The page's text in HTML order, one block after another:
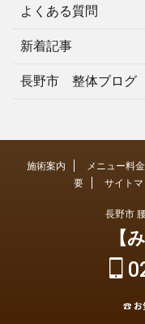
よくある質問
新着記事
長野市 整体ブログ
施術案内 メニュー料金
要
サイト
長野市
【
☎ お